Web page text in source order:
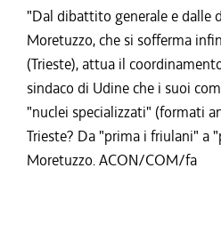
"Dal dibattito generale e dalle
Moretuzzo, che si sofferma
(Trieste), attua il
sindaco di Udine che i suoi
"nuclei specializzati" (formati
Trieste? Da "prima i friulani" a
Moretuzzo. ACON/COM/fa